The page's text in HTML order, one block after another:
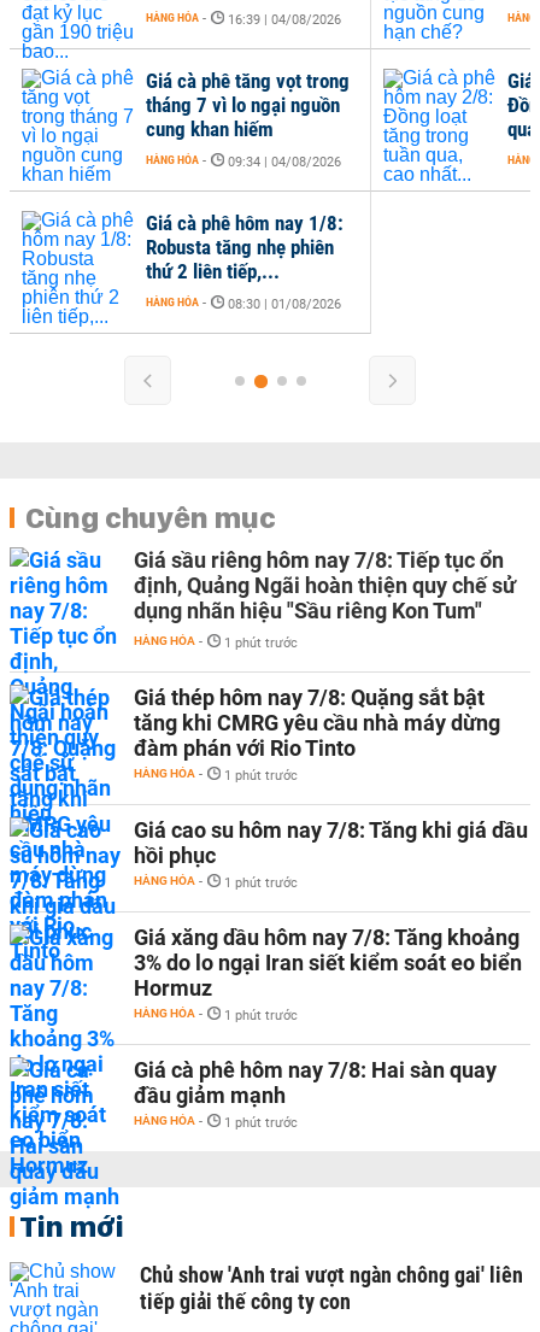
| 04/08/2026
vọt trong
ngại nguồn
| 04/08/2026
HÀNG HÓA - 07:34 | 03/08/2026
Giá cà phê hôm nay 2/8:
Đồng loạt tăng trong tuần
qua, cao nhất...
HÀNG HÓA - 12:46 | 02/08/2026
nay 1/8:
nhẹ phiên
| 01/08/2026
Cùng chuyên mục
Giá sầu riêng hôm nay 7/8: Tiếp tục ổn
định, Quảng Ngãi hoàn thiện quy chế sử
dụng nhãn hiệu "Sầu riêng Kon Tum"
HÀNG HÓA - 1 phút trước
Giá thép hôm nay 7/8: Quặng sắt bật
tăng khi CMRG yêu cầu nhà máy dừng
đàm phán với Rio Tinto
HÀNG HÓA - 1 phút trước
Giá cao su hôm nay 7/8: Tăng khi giá dầu
hồi phục
HÀNG HÓA - 1 phút trước
Giá xăng dầu hôm nay 7/8: Tăng khoảng
3% do lo ngại Iran siết kiểm soát eo biển
Hormuz
HÀNG HÓA - 1 phút trước
Giá cà phê hôm nay 7/8: Hai sàn quay
đầu giảm mạnh
HÀNG HÓA - 1 phút trước
Tin mới
Chủ show 'Anh trai vượt ngàn chông gai' liên
tiếp giải thế công ty con